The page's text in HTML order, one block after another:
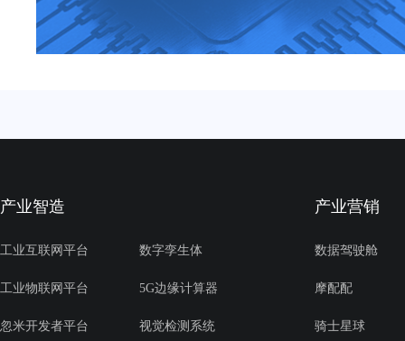
产业智造
工业互联网平台 数字孪生体
工业物联网平台 5G边缘计算器
忽米开发者平台 视觉检测系统
产业营销
数据驾驶舱
摩配配
骑士星球